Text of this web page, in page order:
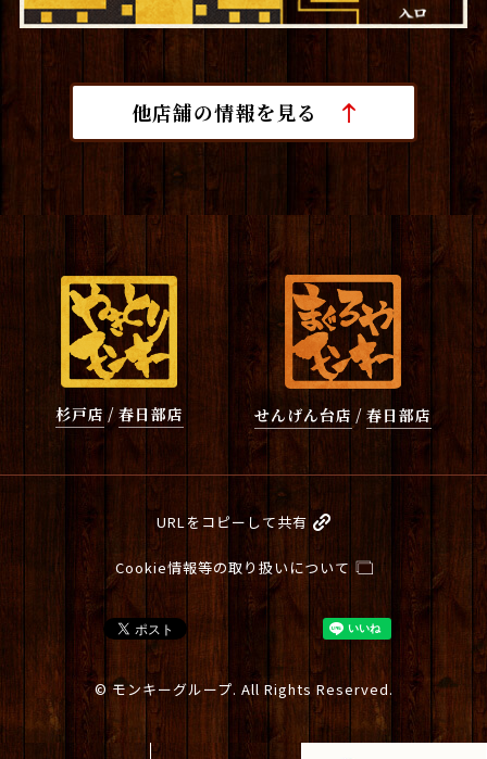
他店舗の情報を見る
杉戸店 / 春日部店 せんげん台店 / 春日部店
URLをコピーして共有
Cookie情報等の取り扱いについて
© モンキーグループ. All Rights Reserved.